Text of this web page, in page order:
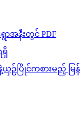
ာအနီးတွင် PDF
ရှိ
ယှဉ်ပြိုင်ကစားမည့် မြန်